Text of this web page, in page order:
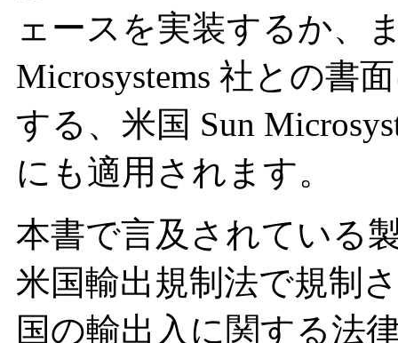
ェースを実装するか、
Microsystems 社との書
する、米国 Sun
にも適用されます。
本書で言及されている
米国輸出規制法で規制
国の輸出入に関する法